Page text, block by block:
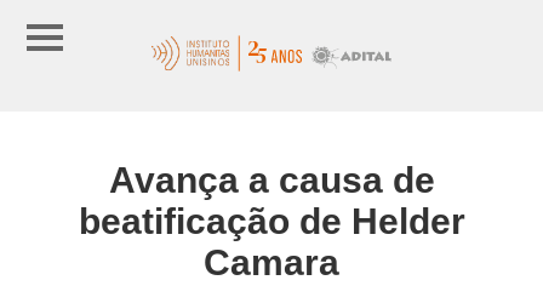
Avança a causa de
beatificação de Helder
Camara